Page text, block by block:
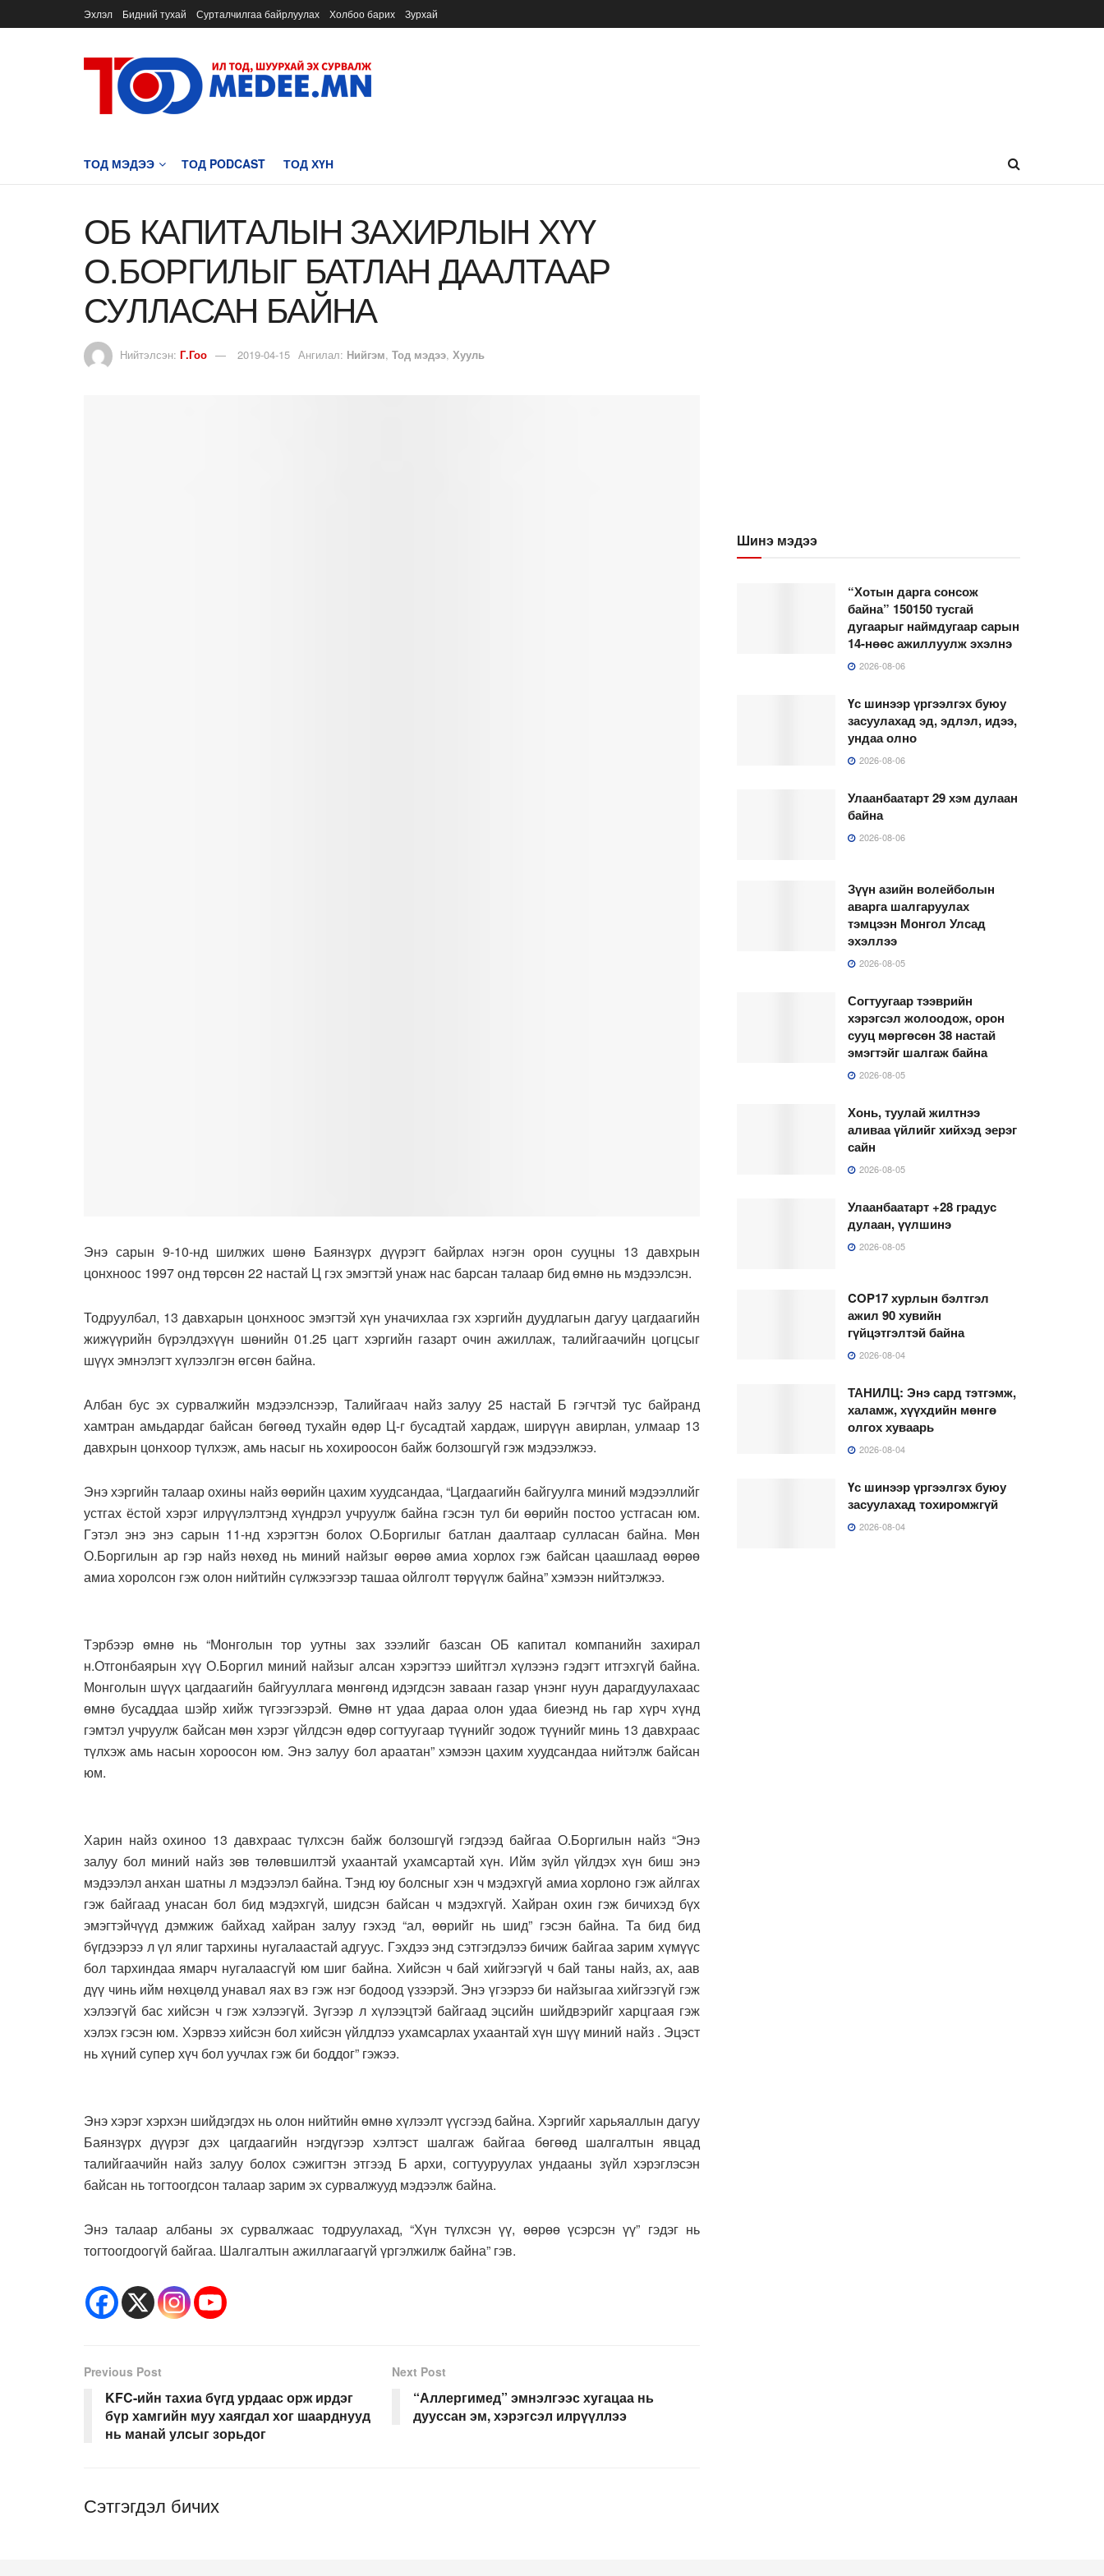
Эхлэл Бидний тухай Сурталчилгаа байрлуулах Холбоо барих Зурхай
ТОД МЭДЭЭ ТОД PODCAST ТОД ХҮН
ОБ КАПИТАЛЫН ЗАХИРЛЫН ХҮҮ
О.БОРГИЛЫГ БАТЛАН ДААЛТААР
СУЛЛАСАН БАЙНА
Нийтэлсэн: Г.Гоо 2019-04-15 Ангилал: Нийгэм, Тод мэдээ, Хууль
Энэ сарын 9-10-нд шилжих шөнө Баянзүрх дүүрэгт байрлах нэгэн орон сууцны 13 давхрын
цонхноос 1997 онд төрсөн 22 настай Ц гэх эмэгтэй унаж нас барсан талаар бид өмнө нь мэдээлсэн.
Тодруулбал, 13 давхарын цонхноос эмэгтэй хүн уначихлаа гэх хэргийн дуудлагын дагуу цагдаагийн
жижүүрийн бүрэлдэхүүн шөнийн 01.25 цагт хэргийн газарт очин ажиллаж, талийгаачийн цогцсыг
шүүх эмнэлэгт хүлээлгэн өгсөн байна.
Албан бус эх сурвалжийн мэдээлснээр, Талийгаач найз залуу 25 настай Б гэгчтэй тус байранд
хамтран амьдардаг байсан бөгөөд тухайн өдөр Ц-г бусадтай хардаж, ширүүн авирлан, улмаар 13
давхрын цонхоор түлхэж, амь насыг нь хохироосон байж болзошгүй гэж мэдээлжээ.
Энэ хэргийн талаар охины найз өөрийн цахим хуудсандаа, “Цагдаагийн байгуулга миний мэдээллийг
устгах ёстой хэрэг илрүүлэлтэнд хүндрэл учруулж байна гэсэн тул би өөрийн постоо устгасан юм.
Гэтэл энэ энэ сарын 11-нд хэрэгтэн болох О.Боргилыг батлан даалтаар сулласан байна. Мөн
О.Боргилын ар гэр найз нөхөд нь миний найзыг өөрөө амиа хорлох гэж байсан цаашлаад өөрөө
амиа хоролсон гэж олон нийтийн сүлжээгээр ташаа ойлголт төрүүлж байна” хэмээн нийтэлжээ.
Тэрбээр өмнө нь “Монголын тор уутны зах зээлийг базсан ОБ капитал компанийн захирал
н.Отгонбаярын хүү О.Боргил миний найзыг алсан хэрэгтээ шийтгэл хүлээнэ гэдэгт итгэхгүй байна.
Монголын шүүх цагдаагийн байгууллага мөнгөнд идэгдсэн заваан газар үнэнг нуун дарагдуулахаас
өмнө бусаддаа шэйр хийж түгээгээрэй. Өмнө нт удаа дараа олон удаа биеэнд нь гар хүрч хүнд
гэмтэл учруулж байсан мөн хэрэг үйлдсэн өдөр согтуугаар түүнийг зодож түүнийг минь 13 давхраас
түлхэж амь насын хороосон юм. Энэ залуу бол араатан” хэмээн цахим хуудсандаа нийтэлж байсан
юм.
Харин найз охиноо 13 давхраас түлхсэн байж болзошгүй гэгдээд байгаа О.Боргилын найз “Энэ
залуу бол миний найз зөв төлөвшилтэй ухаантай ухамсартай хүн. Ийм зүйл үйлдэх хүн биш энэ
мэдээлэл анхан шатны л мэдээлэл байна. Тэнд юу болсныг хэн ч мэдэхгүй амиа хорлоно гэж айлгах
гэж байгаад унасан бол бид мэдэхгүй, шидсэн байсан ч мэдэхгүй. Хайран охин гэж бичихэд бүх
эмэгтэйчүүд дэмжиж байхад хайран залуу гэхэд “ал, өөрийг нь шид” гэсэн байна. Та бид бид
бүгдээрээ л үл ялиг тархины нугалаастай адгуус. Гэхдээ энд сэтгэгдэлээ бичиж байгаа зарим хүмүүс
бол тархиндаа ямарч нугалаасгүй юм шиг байна. Хийсэн ч бай хийгээгүй ч бай таны найз, ах, аав
дүү чинь ийм нөхцөлд унавал яах вэ гэж нэг бодоод үзээрэй. Энэ үгээрээ би найзыгаа хийгээгүй гэж
хэлээгүй бас хийсэн ч гэж хэлээгүй. Зүгээр л хүлээцтэй байгаад эцсийн шийдвэрийг харцгаая гэж
хэлэх гэсэн юм. Хэрвээ хийсэн бол хийсэн үйлдлээ ухамсарлах ухаантай хүн шүү миний найз . Эцэст
нь хүний супер хүч бол уучлах гэж би боддог” гэжээ.
Энэ хэрэг хэрхэн шийдэгдэх нь олон нийтийн өмнө хүлээлт үүсгээд байна. Хэргийг харьяаллын дагуу
Баянзүрх дүүрэг дэх цагдаагийн нэгдүгээр хэлтэст шалгаж байгаа бөгөөд шалгалтын явцад
талийгаачийн найз залуу болох сэжигтэн этгээд Б архи, согтууруулах ундааны зүйл хэрэглэсэн
байсан нь тогтоогдсон талаар зарим эх сурвалжууд мэдээлж байна.
Энэ талаар албаны эх сурвалжаас тодруулахад, “Хүн түлхсэн үү, өөрөө үсэрсэн үү” гэдэг нь
тогтоогдоогүй байгаа. Шалгалтын ажиллагаагүй үргэлжилж байна” гэв.
Previous Post
KFC-ийн тахиа бүгд урдаас орж ирдэг
бүр хамгийн муу хаягдал хог шаарднууд
нь манай улсыг зорьдог
Next Post
“Аллергимед” эмнэлгээс хугацаа нь
дууссан эм, хэрэгсэл илрүүллээ
Сэтгэгдэл бичих
Шинэ мэдээ
“Хотын дарга сонсож
байна” 150150 тусгай
дугаарыг наймдугаар сарын
14-нөөс ажиллуулж эхэлнэ
2026-08-06
Үс шинээр үргээлгэх буюу
засуулахад эд, эдлэл, идээ,
ундаа олно
2026-08-06
Улаанбаатарт 29 хэм дулаан
байна
2026-08-06
Зүүн азийн волейболын
аварга шалгаруулах
тэмцээн Монгол Улсад
эхэллээ
2026-08-05
Согтуугаар тээврийн
хэрэгсэл жолоодож, орон
сууц мөргөсөн 38 настай
эмэгтэйг шалгаж байна
2026-08-05
Хонь, туулай жилтнээ
аливаа үйлийг хийхэд эерэг
сайн
2026-08-05
Улаанбаатарт +28 градус
дулаан, үүлшинэ
2026-08-05
COP17 хурлын бэлтгэл
ажил 90 хувийн
гүйцэтгэлтэй байна
2026-08-04
ТАНИЛЦ: Энэ сард тэтгэмж,
халамж, хүүхдийн мөнгө
олгох хуваарь
2026-08-04
Үс шинээр үргээлгэх буюу
засуулахад тохиромжгүй
2026-08-04